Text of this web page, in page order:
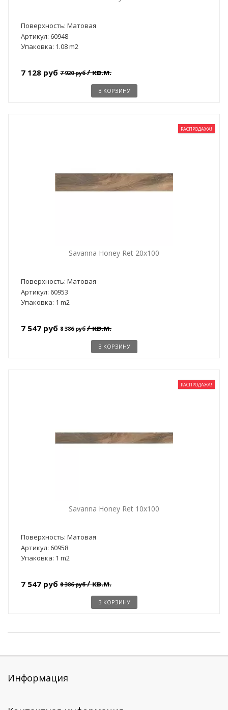
Поверхность: Матовая
Артикул: 60948
Упаковка: 1.08 m2
7 128 руб 7 920 руб/ кв.м.
В КОРЗИНУ
РАСПРОДАЖА!
Savanna Honey Ret 20x100
Поверхность: Матовая
Артикул: 60953
Упаковка: 1 m2
7 547 руб 8 386 руб/ кв.м.
В КОРЗИНУ
РАСПРОДАЖА!
Savanna Honey Ret 10x100
Поверхность: Матовая
Артикул: 60958
Упаковка: 1 m2
7 547 руб 8 386 руб/ кв.м.
В КОРЗИНУ
Информация